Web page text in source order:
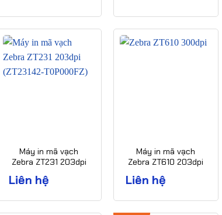
Máy in mã vạch
Zebra ZT231 203dpi
Liên hệ
Máy in mã vạch
Zebra ZT610 203dpi
Liên hệ